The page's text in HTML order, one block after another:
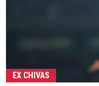
EX CHIVAS